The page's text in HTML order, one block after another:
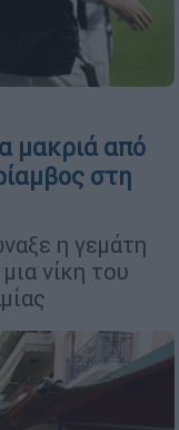
μακριά από
στη
η γεμάτη
νίκη του